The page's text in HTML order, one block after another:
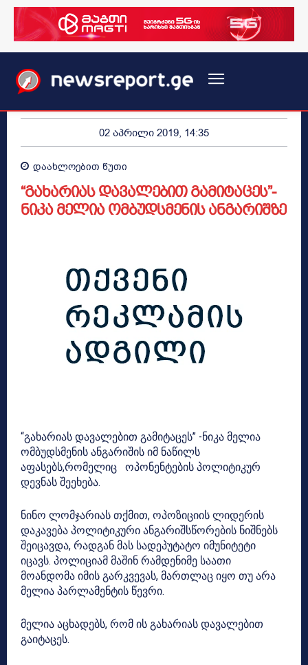
02 აპრილი 2019, 14:35
დაახლოებით წუთი
“გახარიას დავალებით გამიტაცეს”-
ნიკა მელია ომბუდსმენის ანგარიშზე
“გახარიას დავალებით გამიტაცეს” -ნიკა მელია
ომბუდსმენის ანგარიშის იმ ნაწილს
აფასებს,რომელიც ოპონენტების პოლიტიკურ
დევნას შეეხება.
ნინო ლომჯარიას თქმით, ოპოზიციის ლიდერის
დაკავება პოლიტიკური ანგარიშსწორების ნიშნებს
შეიცავდა, რადგან მას სადეპუტატო იმუნიტეტი
იცავს. პოლიციამ მაშინ რამდენიმე საათი
მოანდომა იმის გარკვევას, მართლაც იყო თუ არა
მელია პარლამენტის წევრი.
მელია აცხადებს, რომ ის გახარიას დავალებით
გაიტაცეს.